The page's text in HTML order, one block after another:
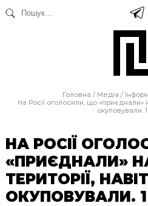
Головна / Медіа /
На Росії оголосили, що «приєднали»
окуповували.
НА РОСІЇ
«ПРИЄДНАЛИ»
ТЕРИТОРІЇ,
ОКУПОВУВАЛИ.